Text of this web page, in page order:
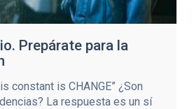
Prepárate para la
constant is CHANGE” ¿Son
La respuesta es un sí